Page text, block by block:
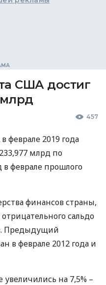
США достиг
457
в феврале 2019 года
млрд по
феврале прошлого
финансов страны,
сальдо
Предыдущий
в феврале 2012 года и
на 7,5% –